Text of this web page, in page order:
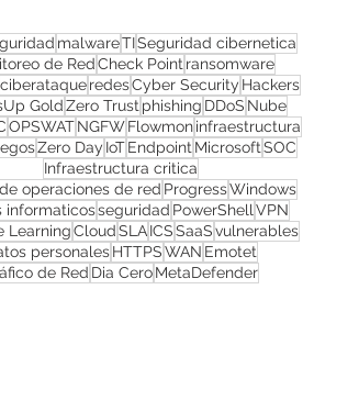
malwareTISeguridad cibernetica
de RedCheck Point ransomware
ciberataqueredesCyber Security Hackers
GoldZero Trust phishing DDoS Nube
OPSWATNGFWFlowmoninfraestructura
Zero Day IoT Endpoint MicrosoftSOC
Infraestructura critica
operaciones de red ProgressWindows
informaticosseguridad PowerShell VPN
LearningCloudSLA ICSSaaSvulnerables
personales HTTPSWAN Emotet
de Red Dia Cero MetaDefender